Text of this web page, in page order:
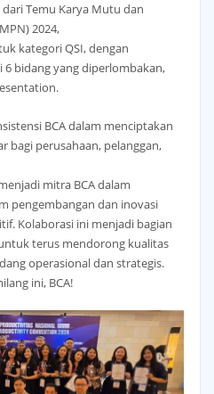
Temu Karya Mutu dan
2024,
kategori QSI, dengan
6 bidang yang diperlombakan,
BCA dalam menciptakan
bagi perusahaan, pelanggan,
mitra BCA dalam
pengembangan dan inovasi
Kolaborasi ini menjadi bagian
terus mendorong kualitas
operasional dan strategis.
ini, BCA!